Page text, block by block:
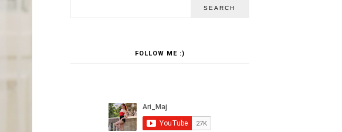
FOLLOW ME :)